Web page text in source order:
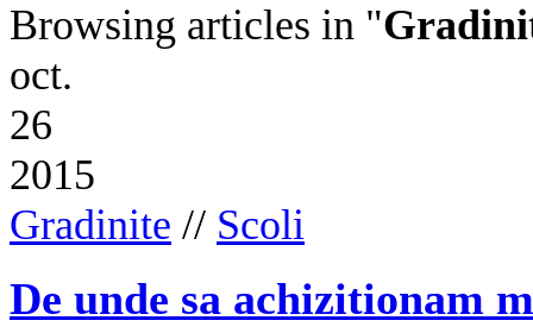
Browsing articles in "
oct.
26
2015
Gradinite // Scoli
De unde sa achizitionam